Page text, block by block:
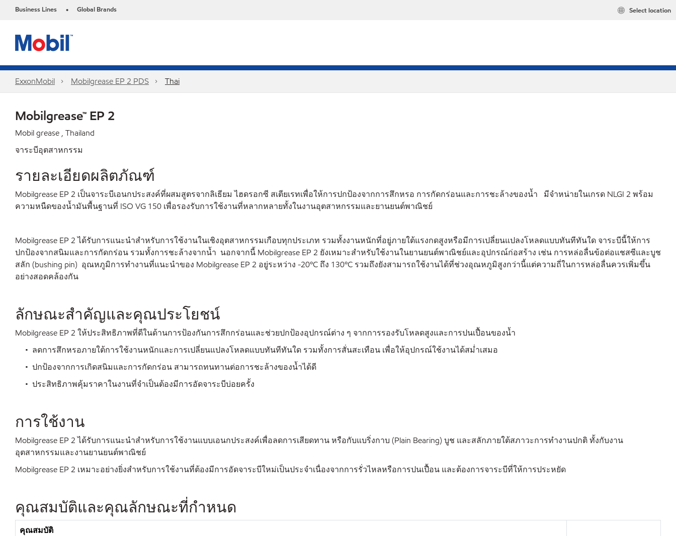
Business Lines • Global Brands Select location
ExxonMobil Mobilgrease EP 2 PDS Thai
Mobilgrease™ EP 2
Mobil grease , Thailand
จาระบีอุตสาหกรรม
รายละเอียดผลิตภัณฑ์
Mobilgrease EP 2 เป็นจาระบีเอนกประสงค์ที่ผสมสูตรจากลิเธียม ไฮดรอกซี สเตียเรทเพื่อให้การปกป้องจากการสึกหรอ การกัดกร่อนและการชะล้างของน้ำ มีจำหน่ายในเกรด NLGI 2 พร้อม
ความหนืดของน้ำมันพื้นฐานที่ ISO VG 150 เพื่อรองรับการใช้งานที่หลากหลายทั้งในงานอุตสาหกรรมและยานยนต์พาณิชย์
Mobilgrease EP 2 ได้รับการแนะนำสำหรับการใช้งานในเชิงอุตสาหกรรมเกือบทุกประเภท รวมทั้งงานหนักที่อยู่ภายใต้แรงกดสูงหรือมีการเปลี่ยนแปลงโหลดแบบทันทีทันใด จาระบีนี้ให้การ
ปกป้องจากสนิมและการกัดกร่อน รวมทั้งการชะล้างจากน้ำ นอกจากนี้ Mobilgrease EP 2 ยังเหมาะสำหรับใช้งานในยานยนต์พาณิชย์และอุปกรณ์ก่อสร้าง เช่น การหล่อลื่นข้อต่อแชสซีและบูช
สลัก (bushing pin) อุณหภูมิการทำงานที่แนะนำของ Mobilgrease EP 2 อยู่ระหว่าง -20ºC ถึง 130ºC รวมถึงยังสามารถใช้งานได้ที่ช่วงอุณหภูมิสูงกว่านี้แต่ความถี่ในการหล่อลื่นควรเพิ่มขึ้น
อย่างสอดคล้องกัน
ลักษณะสำคัญและคุณประโยชน์
Mobilgrease EP 2 ให้ประสิทธิภาพที่ดีในด้านการป้องกันการสึกกร่อนและช่วยปกป้องอุปกรณ์ต่าง ๆ จากการรองรับโหลดสูงและการปนเปื้อนของน้ำ
• ลดการสึกหรอภายใต้การใช้งานหนักและการเปลี่ยนแปลงโหลดแบบทันทีทันใด รวมทั้งการสั่นสะเทือน เพื่อให้อุปกรณ์ใช้งานได้สม่ำเสมอ
• ปกป้องจากการเกิดสนิมและการกัดกร่อน สามารถทนทานต่อการชะล้างของน้ำได้ดี
• ประสิทธิภาพคุ้มราคาในงานที่จำเป็นต้องมีการอัดจาระบีบ่อยครั้ง
การใช้งาน
Mobilgrease EP 2 ได้รับการแนะนำสำหรับการใช้งานแบบเอนกประสงค์เพื่อลดการเสียดทาน หรือกับแบริ่งกาบ (Plain Bearing) บูช และสลักภายใต้สภาวะการทำงานปกติ ทั้งกับงาน
อุตสาหกรรมและงานยานยนต์พาณิชย์
Mobilgrease EP 2 เหมาะอย่างยิ่งสำหรับการใช้งานที่ต้องมีการอัดจาระบีใหม่เป็นประจำเนื่องจากการรั่วไหลหรือการปนเปื้อน และต้องการจาระบีที่ให้การประหยัด
คุณสมบัติและคุณลักษณะที่กำหนด
คุณสมบัติ